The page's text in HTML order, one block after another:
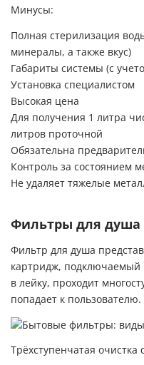
Минусы:
Полная стерилизация
минералы, а также вкус)
Габариты системы (с
Установка специалистом
Высокая цена
Для получения 1 литра
литров проточной
Обязательна
Контроль за состоянием
Не удаляет тяжелые
Фильтры для душа
Фильтр для душа
картридж, подключаемый
в лейку, проходит
попадает к пользователю.
Трёхступенчатая очистка